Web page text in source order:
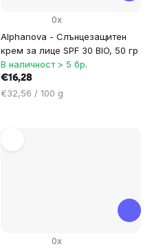
Alphanova - Слънцезащитен
крем за лице SPF 30 BIO, 50 гр
0x
В наличност > 5 бр.
€16,28
Цена
€32,56 / 100 g
0x